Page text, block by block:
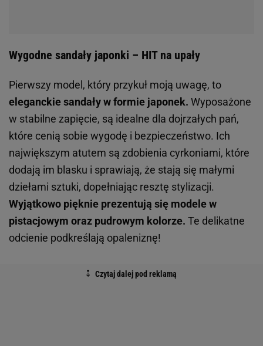
Wygodne sandały japonki – HIT na upały
Pierwszy model, który przykuł moją uwagę, to
eleganckie sandały w formie japonek. Wyposażone
w stabilne zapięcie, są idealne dla dojrzałych pań,
które cenią sobie wygodę i bezpieczeństwo. Ich
największym atutem są zdobienia cyrkoniami, które
dodają im blasku i sprawiają, że stają się małymi
dziełami sztuki, dopełniając resztę stylizacji.
Wyjątkowo pięknie prezentują się modele w
pistacjowym oraz pudrowym kolorze. Te delikatne
odcienie podkreślają opaleniznę!